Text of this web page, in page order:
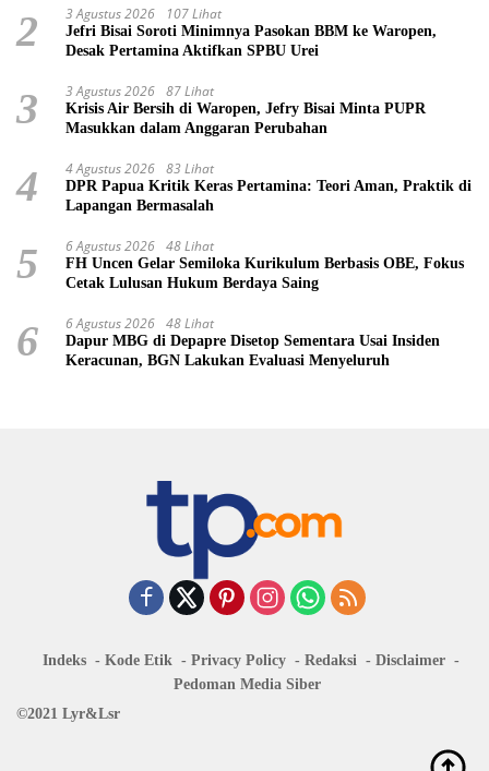
2 3 Agustus 2026 107 Lihat
Jefri Bisai Soroti Minimnya Pasokan BBM ke Waropen,
Desak Pertamina Aktifkan SPBU Urei
3 3 Agustus 2026 87 Lihat
Krisis Air Bersih di Waropen, Jefry Bisai Minta PUPR
Masukkan dalam Anggaran Perubahan
4 4 Agustus 2026 83 Lihat
DPR Papua Kritik Keras Pertamina: Teori Aman, Praktik di
Lapangan Bermasalah
5 6 Agustus 2026 48 Lihat
FH Uncen Gelar Semiloka Kurikulum Berbasis OBE, Fokus
Cetak Lulusan Hukum Berdaya Saing
6 6 Agustus 2026 48 Lihat
Dapur MBG di Depapre Disetop Sementara Usai Insiden
Keracunan, BGN Lakukan Evaluasi Menyeluruh
Indeks Kode Etik Privacy Policy Redaksi
Disclaimer
Pedoman Media Siber
©2021 Lyr&Lsr